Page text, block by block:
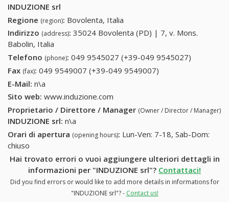
INDUZIONE srl
Regione (region): Bovolenta, Italia
Indirizzo (address): 35024 Bovolenta (PD) | 7, v. Mons.
Babolin, Italia
Telefono (phone): 049 9545027 (+39-049 9545027)
Fax (fax): 049 9549007 (+39-049 9549007)
E-Mail: n\a
Sito web: www.induzione.com
Proprietario / Direttore / Manager (Owner / Director / Manager)
INDUZIONE srl: n\a
Orari di apertura (opening hours): Lun-Ven: 7-18, Sab-Dom:
chiuso
Hai trovato errori o vuoi aggiungere ulteriori dettagli in
informazioni per "INDUZIONE srl"? Contattaci!
Did you find errors or would like to add more details in informations for
"INDUZIONE srl"? - Contact us!